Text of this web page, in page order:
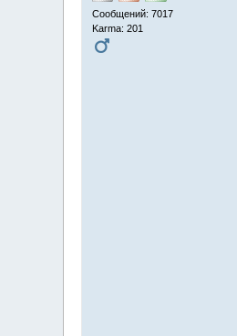
Сообщений: 7017
Karma: 201